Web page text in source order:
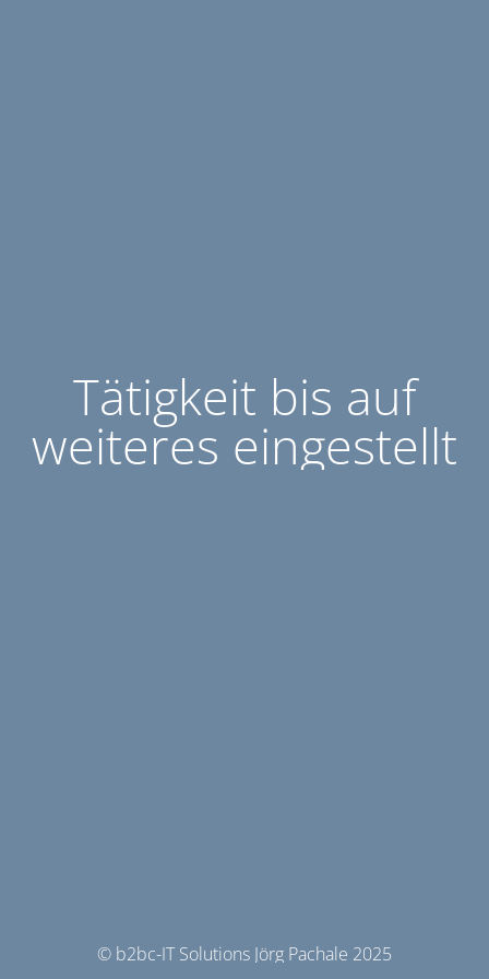
Tätigkeit bis auf
weiteres eingestellt
© b2bc-IT Solutions Jörg Pachale 2025